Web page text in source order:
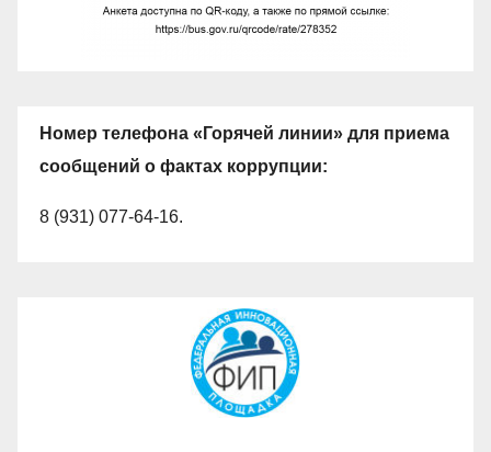
Номер телефона «Горячей линии» для приема
сообщений о фактах коррупции:
8 (931) 077-64-16.